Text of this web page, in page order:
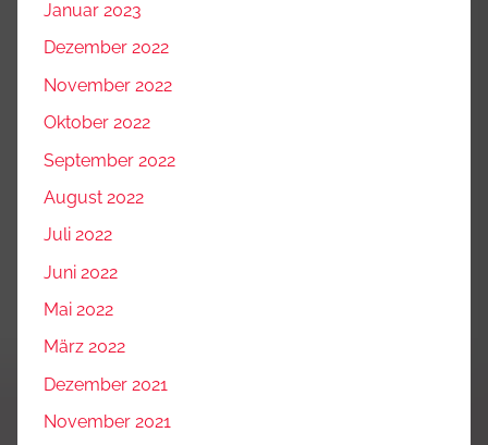
Januar 2023
Dezember 2022
November 2022
Oktober 2022
September 2022
August 2022
Juli 2022
Juni 2022
Mai 2022
März 2022
Dezember 2021
November 2021